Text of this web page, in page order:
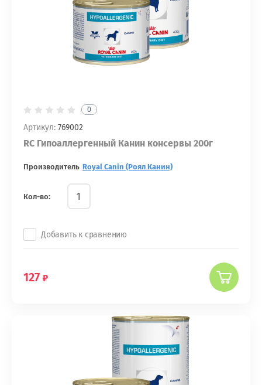
0
Артикул: 769002
RC Гипоаллергенный Канин консервы 200г
Производитель Royal Canin (Роял Канин)
Кол-во:
Добавить к сравнению
127